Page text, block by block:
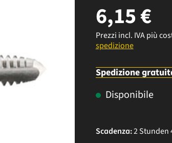
6,15 €
Prezzi incl. IVA più
spedizione
Spedizione
Disponibile
Scadenza:2 Stunden